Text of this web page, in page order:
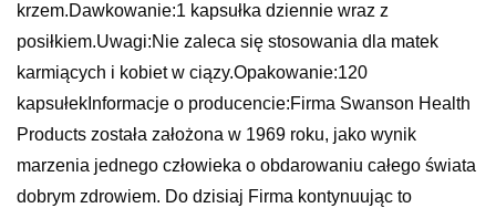
krzem.Dawkowanie:1 kapsułka dziennie wraz z
posiłkiem.Uwagi:Nie zaleca się stosowania dla matek
karmiących i kobiet w ciązy.Opakowanie:120
kapsułekInformacje o producencie:Firma Swanson Health
Products została założona w 1969 roku, jako wynik
marzenia jednego człowieka o obdarowaniu całego świata
dobrym zdrowiem. Do dzisiaj Firma kontynuując to